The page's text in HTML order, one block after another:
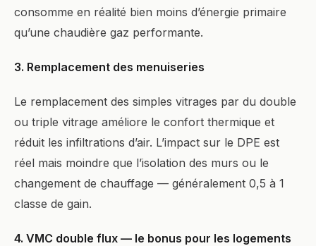
consomme en réalité bien moins d’énergie primaire
qu’une chaudière gaz performante.
3. Remplacement des menuiseries
Le remplacement des simples vitrages par du double
ou triple vitrage améliore le confort thermique et
réduit les infiltrations d’air. L’impact sur le DPE est
réel mais moindre que l’isolation des murs ou le
changement de chauffage — généralement 0,5 à 1
classe de gain.
4. VMC double flux — le bonus pour les logements